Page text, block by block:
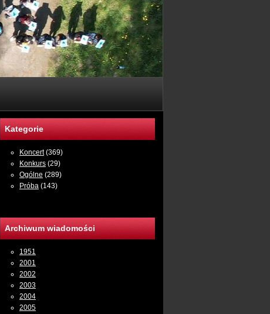
Kategorie
Koncert(369)
Konkurs (29)
Ogólne (289)
Próba (143)
Archiwum wiadomości
1951
2001
2002
2003
2004
2005